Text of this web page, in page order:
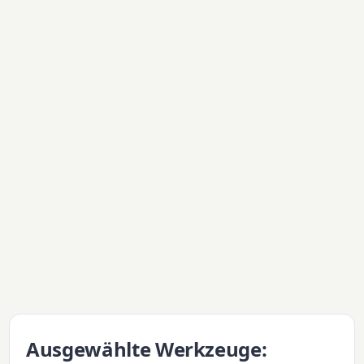
Ausgewählte Werkzeuge: